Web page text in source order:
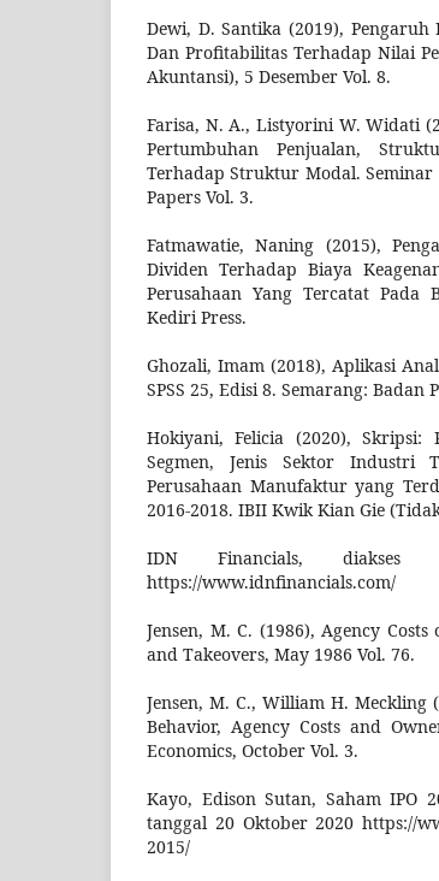
Dewi, D. Santika (2019),
Dan Profitabilitas Terhadap Nilai
Akuntansi), 5 Desember Vol. 8.
Farisa, N. A., Listyorini W. Widati
Pertumbuhan Penjualan,
Terhadap Struktur Modal.
Papers Vol. 3.
Fatmawatie, Naning (2015),
Dividen Terhadap Biaya
Perusahaan Yang Tercatat Pada
Kediri Press.
Ghozali, Imam (2018), Aplikasi
SPSS 25, Edisi 8. Semarang:
Hokiyani, Felicia (2020), Skripsi:
Segmen, Jenis Sektor Industri
Perusahaan Manufaktur yang
2016-2018. IBII Kwik Kian Gie
IDN Financials,
https://www.idnfinancials.com/
Jensen, M. C. (1986), Agency
and Takeovers, May 1986 Vol. 76.
Jensen, M. C., William H.
Behavior, Agency Costs and
Economics, October Vol. 3.
Kayo, Edison Sutan, Saham IPO
tanggal 20 Oktober 2020 https://
2015/